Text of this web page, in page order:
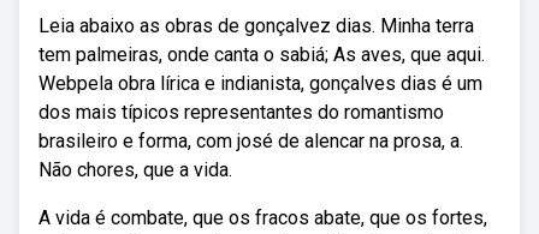
Leia abaixo as obras de gonçalvez dias. Minha terra
tem palmeiras, onde canta o sabiá; As aves, que aqui.
Webpela obra lírica e indianista, gonçalves dias é um
dos mais típicos representantes do romantismo
brasileiro e forma, com josé de alencar na prosa, a.
Não chores, que a vida.
A vida é combate, que os fracos abate, que os fortes,